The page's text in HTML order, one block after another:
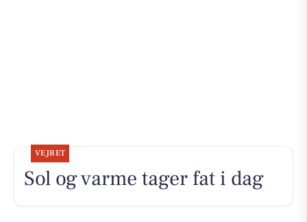
VEJRET
Sol og varme tager fat i dag